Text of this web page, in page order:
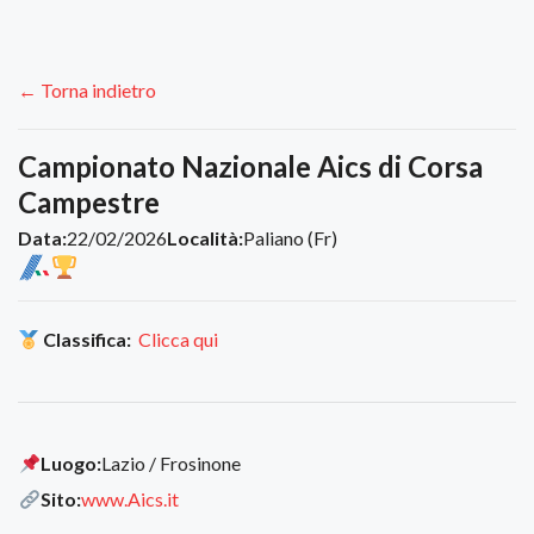
← Torna indietro
Campionato Nazionale Aics di Corsa
Campestre
Data:22/02/2026Località:Paliano (Fr)
Classifica: Clicca qui
Luogo:Lazio / Frosinone
Sito:www.Aics.it